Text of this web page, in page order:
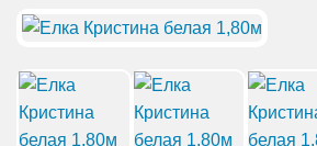
ДОСТАВКА В РЕГИОНЫ
ДОСТАВКА